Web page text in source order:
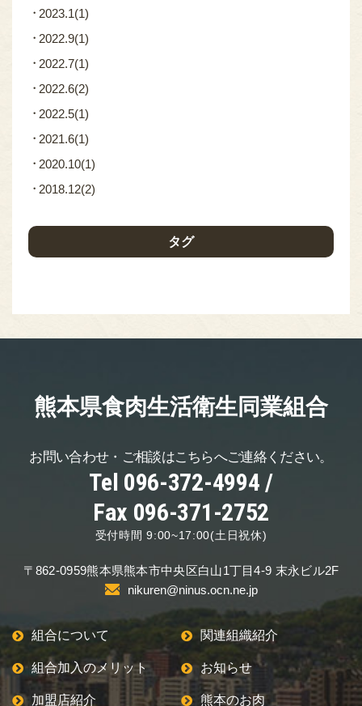
2023.1(1)
2022.9(1)
2022.7(1)
2022.6(2)
2022.5(1)
2021.6(1)
2020.10(1)
2018.12(2)
タグ
熊本県食肉生活衛生同業組合
お問い合わせ・ご相談はこちらへご連絡ください。
Tel 096-372-4994 /
Fax 096-371-2752
受付時間 9:00~17:00(土日祝休)
〒862-0959熊本県熊本市中央区白山1丁目4-9 末永ビル2F
nikuren@ninus.ocn.ne.jp
組合について 関連組織紹介
組合加入のメリット お知らせ
加盟店紹介 熊本のお肉